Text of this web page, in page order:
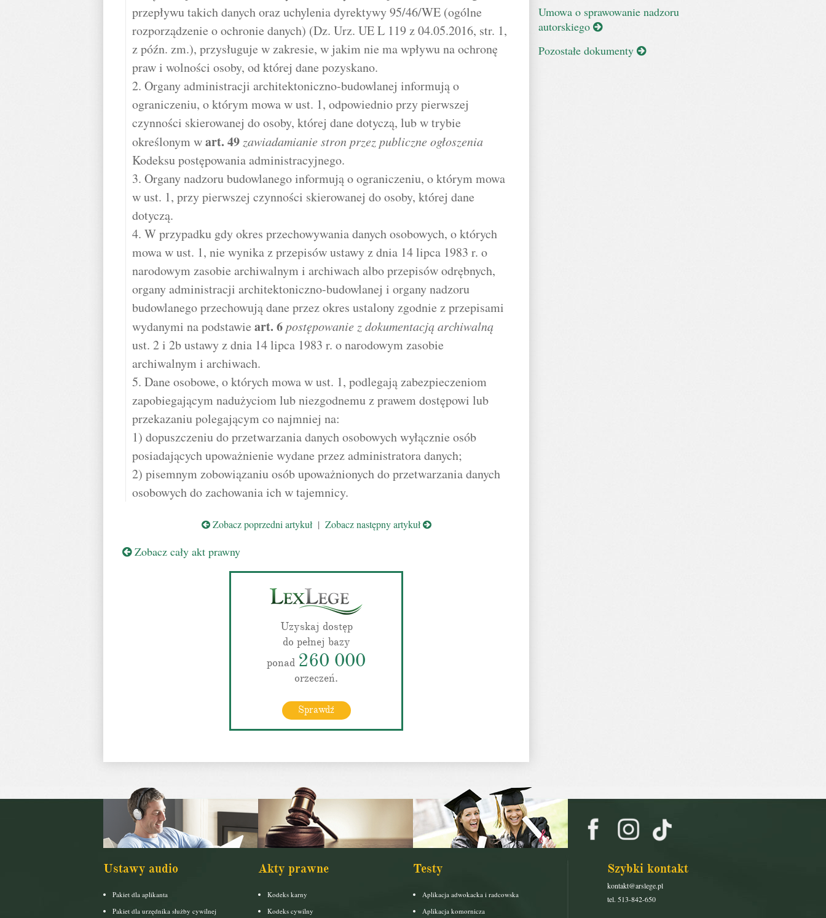
przepływu takich danych oraz uchylenia dyrektywy 95/46/WE (ogólne
rozporządzenie o ochronie danych) (Dz. Urz. UE L 119 z 04.05.2016, str. 1,
z późn. zm.), przysługuje w zakresie, w jakim nie ma wpływu na ochronę
praw i wolności osoby, od której dane pozyskano.
2. Organy administracji architektoniczno-budowlanej informują o
ograniczeniu, o którym mowa w ust. 1, odpowiednio przy pierwszej
czynności skierowanej do osoby, której dane dotyczą, lub w trybie
określonym wart. 49 zawiadamianie stron przez publiczne ogłoszenia
Kodeksu postępowania administracyjnego.
3. Organy nadzoru budowlanego informują o ograniczeniu, o którym mowa
w ust. 1, przy pierwszej czynności skierowanej do osoby, której dane
dotyczą.
4. W przypadku gdy okres przechowywania danych osobowych, o których
mowa w ust. 1, nie wynika z przepisów ustawy z dnia 14 lipca 1983 r. o
narodowym zasobie archiwalnym i archiwach albo przepisów odrębnych,
organy administracji architektoniczno-budowlanej i organy nadzoru
budowlanego przechowują dane przez okres ustalony zgodnie z przepisami
wydanymi na podstawie art. 6 postępowanie z dokumentacją archiwalną
ust. 2 i 2b ustawy z dnia 14 lipca 1983 r. o narodowym zasobie
archiwalnym i archiwach.
5. Dane osobowe, o których mowa w ust. 1, podlegają zabezpieczeniom
zapobiegającym nadużyciom lub niezgodnemu z prawem dostępowi lub
przekazaniu polegającym co najmniej na:
1) dopuszczeniu do przetwarzania danych osobowych wyłącznie osób
posiadających upoważnienie wydane przez administratora danych;
2) pisemnym zobowiązaniu osób upoważnionych do przetwarzania danych
osobowych do zachowania ich w tajemnicy.
Zobacz poprzedni artykuł| Zobacz następny artykuł
Zobacz cały akt prawny
Uzyskaj dostęp
do pełnej bazy
ponad 260 000
orzeczeń.
Sprawdź
Umowa o sprawowanie nadzoru
autorskiego
Pozostałe dokumenty
Ustawy audio
Pakiet dla aplikanta
Pakiet dla urzędnika służby cywilnej
Akty prawne
Kodeks karny
Kodeks cywilny
Testy
Aplikacja adwokacka i radcowska
Aplikacja komornicza
Szybki kontakt
kontakt@arslege.pl
tel. 513-842-650